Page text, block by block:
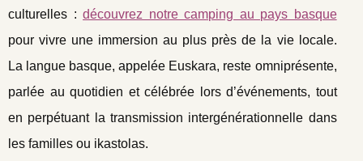
culturelles :découvrez notre camping au pays basque
pour vivre une immersion au plus près de la vie locale.
La langue basque, appelée Euskara, reste omniprésente,
parlée au quotidien et célébrée lors d’événements, tout
en perpétuant la transmission intergénérationnelle dans
les familles ou ikastolas.